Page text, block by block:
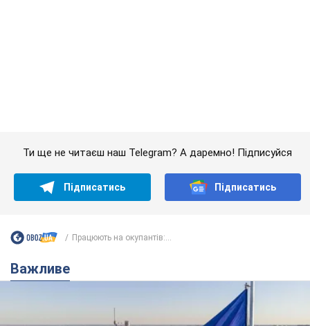
Ти ще не читаєш наш Telegram? А даремно! Підписуйся
Підписатись Підписатись
Працюють на окупантів:...
Важливе